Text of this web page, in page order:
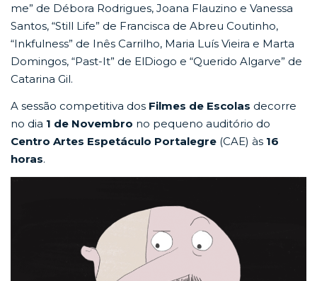
me” de Débora Rodrigues, Joana Flauzino e Vanessa
Santos, “Still Life” de Francisca de Abreu Coutinho,
“Inkfulness” de Inês Carrilho, Maria Luís Vieira e Marta
Domingos, “Past-It” de ElDiogo e “Querido Algarve” de
Catarina Gil.
A sessão competitiva dos Filmes de Escolas decorre
no dia 1 de Novembro no pequeno auditório do
Centro Artes Espetáculo Portalegre (CAE) às 16
horas.